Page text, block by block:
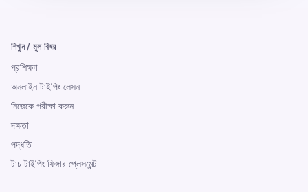
শিখুন / মূল বিষয়
প্রশিক্ষণ
অনলাইন টাইপিং লেসন
নিজেকে পরীক্ষা করুন
দক্ষতা
পদ্ধতি
টাচ টাইপিং ফিঙ্গার প্লেসমেন্ট